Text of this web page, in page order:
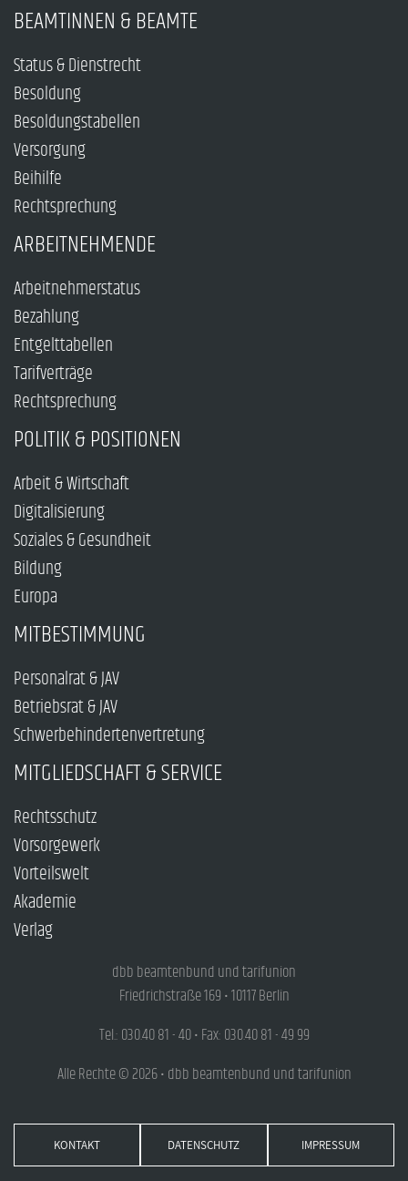
BEAMTINNEN & BEAMTE
Status & Dienstrecht
Besoldung
Besoldungstabellen
Versorgung
Beihilfe
Rechtsprechung
ARBEITNEHMENDE
Arbeitnehmerstatus
Bezahlung
Entgelttabellen
Tarifverträge
Rechtsprechung
POLITIK & POSITIONEN
Arbeit & Wirtschaft
Digitalisierung
Soziales & Gesundheit
Bildung
Europa
MITBESTIMMUNG
Personalrat & JAV
Betriebsrat & JAV
Schwerbehindertenvertretung
MITGLIEDSCHAFT & SERVICE
Rechtsschutz
Vorsorgewerk
Vorteilswelt
Akademie
Verlag
dbb beamtenbund und tarifunion
Friedrichstraße 169 • 10117 Berlin
Tel.: 030.40 81 - 40 • Fax: 030.40 81 - 49 99
Alle Rechte © 2026 • dbb beamtenbund und tarifunion
KONTAKT DATENSCHUTZ IMPRESSUM